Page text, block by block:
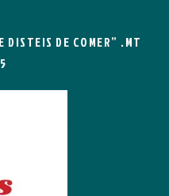
DISTEIS DE COMER” .MT